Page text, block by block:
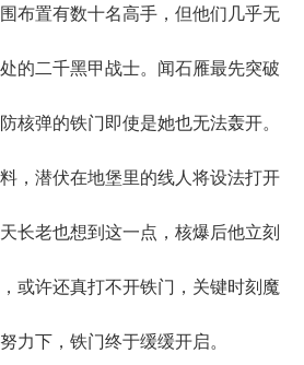
置有数十名高手，但他们几乎无
的二千黑甲战士。闻石雁最先突破
核弹的铁门即使是她也无法轰开。
潜伏在地堡里的线人将设法打开
长老也想到这一点，核爆后他立刻
或许还真打不开铁门，关键时刻魔
力下，铁门终于缓缓开启。